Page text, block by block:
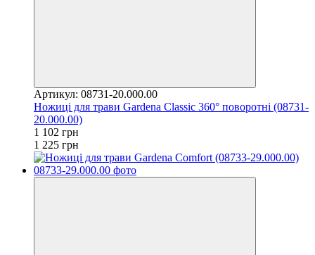
Артикул: 08731-20.000.00
Ножиці для трави Gardena Classic 360° поворотні (08731-
20.000.00)
1 102 грн
1 225 грн